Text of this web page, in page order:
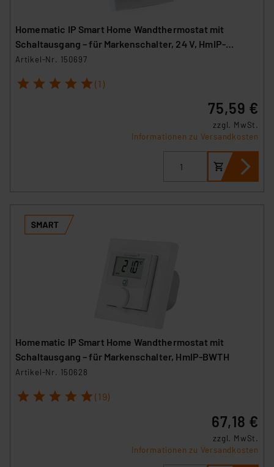
Homematic IP Smart Home Wandthermostat mit
Schaltausgang – für Markenschalter, 24 V, HmIP-
BWTH24
Artikel-Nr. 150697
1 2 3 4 5 (1)
75,59 €
zzgl. MwSt.
Informationen zu Versandkosten
Homematic IP Smart Home Wandthermostat mit
Schaltausgang – für Markenschalter, HmIP-BWTH
Artikel-Nr. 150628
1 2 3 4 5 (19)
67,18 €
zzgl. MwSt.
Informationen zu Versandkosten